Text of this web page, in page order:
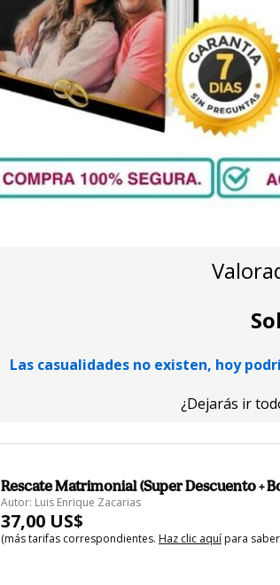
Las casualidades no existen, hoy
¿Dejarás ir
Rescate Matrimonial (Super Descuento +
Autor: Luis Enrique Zacarias
37,00 US$
(más tarifas correspondientes. Haz clic aquí para